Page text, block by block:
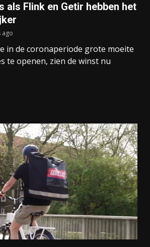
als Flink en Getir hebben het
ago
in de coronaperiode grote moeite
te openen, zien de winst nu